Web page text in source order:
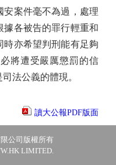
案件毫不為過，處理
據各被告的罪行輕重和
時亦希望判刑能有足夠
將遭受嚴厲懲罰的信
法公義的體現。
讀大公報PDF版面
公司版權所有
LIMITED.